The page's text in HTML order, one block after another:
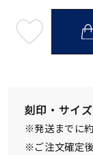
08
送
刻印・サイ
※発送までに
※ご注文確定